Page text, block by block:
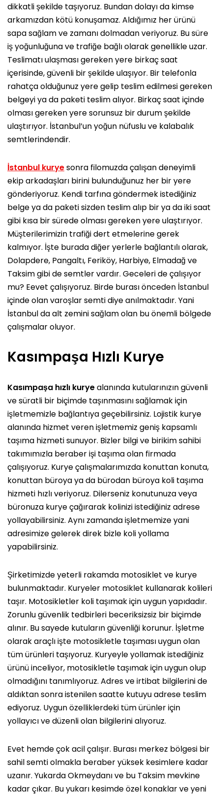
dikkatli şekilde taşıyoruz. Bundan dolayı da kimse
arkamızdan kötü konuşamaz. Aldığımız her ürünü
sapa sağlam ve zamanı dolmadan veriyoruz. Bu süre
iş yoğunluğuna ve trafiğe bağlı olarak genellikle uzar.
Teslimatı ulaşması gereken yere birkaç saat
içerisinde, güvenli bir şekilde ulaşıyor. Bir telefonla
rahatça olduğunuz yere gelip teslim edilmesi gereken
belgeyi ya da paketi teslim alıyor. Birkaç saat içinde
olması gereken yere sorunsuz bir durum şekilde
ulaştırıyor. İstanbul’un yoğun nüfuslu ve kalabalık
semtlerindendir.
İstanbul kuryesonra filomuzda çalışan deneyimli
ekip arkadaşları birini bulunduğunuz her bir yere
gönderiyoruz. Kendi tarfına göndermek istediğiniz
belge ya da paketi sizden teslim alıp bir ya da iki saat
gibi kısa bir sürede olması gereken yere ulaştırıyor.
Müşterilerimizin trafiği dert etmelerine gerek
kalmıyor. İşte burada diğer yerlerle bağlantılı olarak,
Dolapdere, Pangaltı, Feriköy, Harbiye, Elmadağ ve
Taksim gibi de semtler vardır. Geceleri de çalışıyor
mu? Eevet çalışıyoruz. Birde burası önceden İstanbul
içinde olan varoşlar semti diye anılmaktadır. Yani
İstanbul da alt zemini sağlam olan bu önemli bölgede
çalışmalar oluyor.
Kasımpaşa Hızlı Kurye
Kasımpaşa hızlı kuryealanında kutularınızın güvenli
ve süratli bir biçimde taşınmasını sağlamak için
işletmemizle bağlantıya geçebilirsiniz. Lojistik kurye
alanında hizmet veren işletmemiz geniş kapsamlı
taşıma hizmeti sunuyor. Bizler bilgi ve birikim sahibi
takımımızla beraber işi taşıma olan firmada
çalışıyoruz. Kurye çalışmalarımızda konuttan konuta,
konuttan büroya ya da bürodan büroya koli taşıma
hizmeti hızlı veriyoruz. Dilerseniz konutunuza veya
büronuza kurye çağırarak kolinizi istediğiniz adrese
yollayabilirsiniz. Aynı zamanda işletmemize yani
adresimize gelerek direk bizle koli yollama
yapabilirsiniz.
Şirketimizde yeterli rakamda motosiklet ve kurye
bulunmaktadır. Kuryeler motosiklet kullanarak kolileri
taşır. Motosikletler koli taşımak için uygun yapıdadır.
Zorunlu güvenlik tedbirleri beceriksizsiz bir biçimde
alınır. Bu sayede kutuların güvenliği korunur. İşletme
olarak araçlı işte motosikletle taşıması uygun olan
tüm ürünleri taşıyoruz. Kuryeyle yollamak istediğiniz
ürünü inceliyor, motosikletle taşımak için uygun olup
olmadığını tanımlıyoruz. Adres ve irtibat bilgilerini de
aldıktan sonra istenilen saatte kutuyu adrese teslim
ediyoruz. Uygun özelliklerdeki tüm ürünler için
yollayıcı ve düzenli olan bilgilerini alıyoruz.
Evet hemde çok acil çalışır. Burası merkez bölgesi bir
sahil semti olmakla beraber yüksek kesimlere kadar
uzanır. Yukarda Okmeydanı ve bu Taksim mevkine
kadar çıkar. Bu yukarı kesimde özel konaklar ve yeni